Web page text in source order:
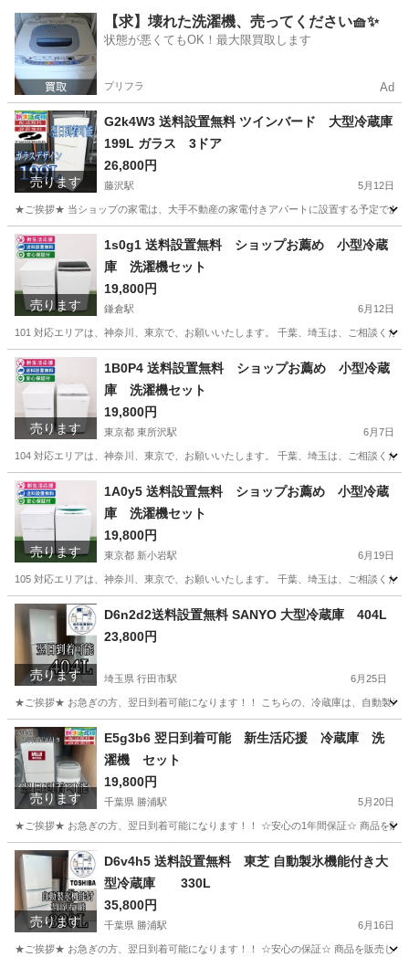
神奈川 秦野市 秦野駅 生活家電 ショップ
【求】壊れた洗濯機、売ってください🧺✨
状態が悪くてもOK！最大限買取します
プリフラ Ad
売ります
G2k4W3 送料設置無料 ツインバード 大型冷蔵庫
199L ガラス 3ドア
26,800円
藤沢駅 5月12日
★ご挨拶★ 当ショップの家電は、大手不動産の家電付きアパートに設置する予定で
神奈川 藤沢市 藤沢駅 生活家電
売ります
1s0g1 送料設置無料 ショップお薦め 小型冷蔵
庫 洗濯機セット
19,800円
鎌倉駅 6月12日
101 対応エリアは、神奈川、東京で、お願いいたします。 千葉、埼玉は、ご相談く
神奈川 鎌倉市 鎌倉駅 生活家電
売ります
1B0P4 送料設置無料 ショップお薦め 小型冷蔵
庫 洗濯機セット
19,800円
東京都 東所沢駅 6月7日
104 対応エリアは、神奈川、東京で、お願いいたします。 千葉、埼玉は、ご相談く
東京 清瀬市 東所沢駅 生活家電
売ります
1A0y5 送料設置無料 ショップお薦め 小型冷蔵
庫 洗濯機セット
19,800円
東京都 新小岩駅 6月19日
105 対応エリアは、神奈川、東京で、お願いいたします。 千葉、埼玉は、ご相談く
東京 江戸川区 新小岩駅 生活家電 ショップ
売ります
D6n2d2送料設置無料 SANYO 大型冷蔵庫 404L
23,800円
埼玉県 行田市駅 6月25日
★ご挨拶★ お急ぎの方、翌日到着可能になります！！ こちらの、冷蔵庫は、自動製氷
埼玉 行田市 行田市駅 生活家電 ショップ
売ります
E5g3b6 翌日到着可能 新生活応援 冷蔵庫 洗
濯機 セット
19,800円
千葉県 勝浦駅 5月20日
★ご挨拶★ お急ぎの方、翌日到着可能になります！！ ☆安心の1年間保証☆ 商品を販
千葉 勝浦市 生活家電 ショップ
売ります
D6v4h5 送料設置無料 東芝 自動製氷機能付き大
型冷蔵庫 330L
35,800円
千葉県 勝浦駅 6月16日
★ご挨拶★ お急ぎの方、翌日到着可能になります！！ ☆安心の保証☆ 商品を販売して